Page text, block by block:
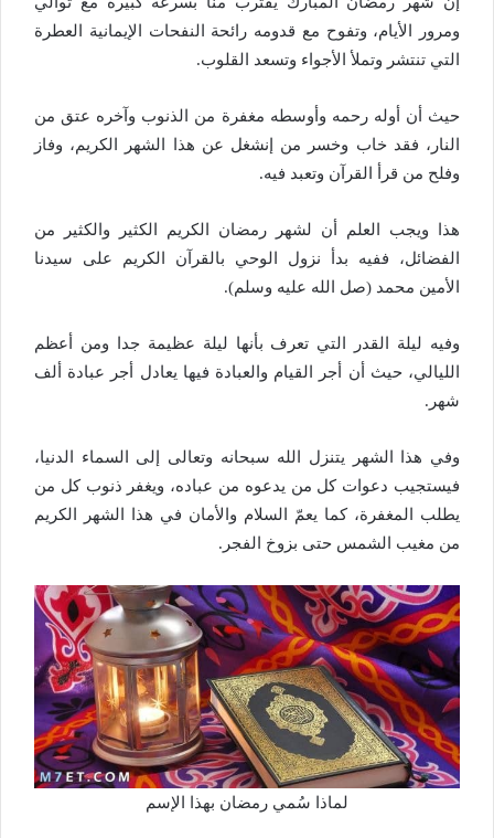
ومرور الأيام، وتفوح مع قدومه رائحة النفحات الإيمانية العطرة
التي تنتشر وتملأ الأجواء وتسعد القلوب.
حيث أن أوله رحمه وأوسطه مغفرة من الذنوب وآخره عتق من
النار، فقد خاب وخسر من إنشغل عن هذا الشهر الكريم، وفاز
وفلح من قرأ القرآن وتعبد فيه.
هذا ويجب العلم أن لشهر رمضان الكريم الكثير والكثير من
الفضائل، ففيه بدأ نزول الوحي بالقرآن الكريم على سيدنا
الأمين محمد (صل الله عليه وسلم).
وفيه ليلة القدر التي تعرف بأنها ليلة عظيمة جدا ومن أعظم
الليالي، حيث أن أجر القيام والعبادة فيها يعادل أجر عبادة ألف
شهر.
وفي هذا الشهر يتنزل الله سبحانه وتعالى إلى السماء الدنيا،
فيستجيب دعوات كل من يدعوه من عباده، ويغفر ذنوب كل من
يطلب المغفرة، كما يعمّ السلام والأمان في هذا الشهر الكريم
من مغيب الشمس حتى بزوخ الفجر.
لماذا سُمي رمضان بهذا الإسم